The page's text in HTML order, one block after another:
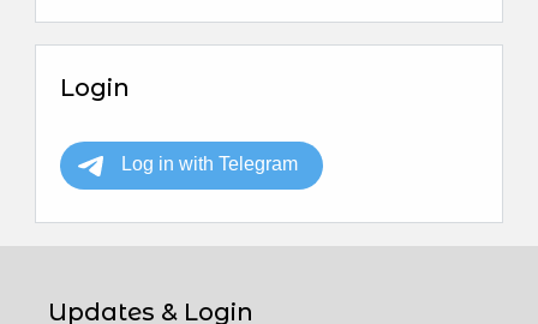
Login
Updates & Login